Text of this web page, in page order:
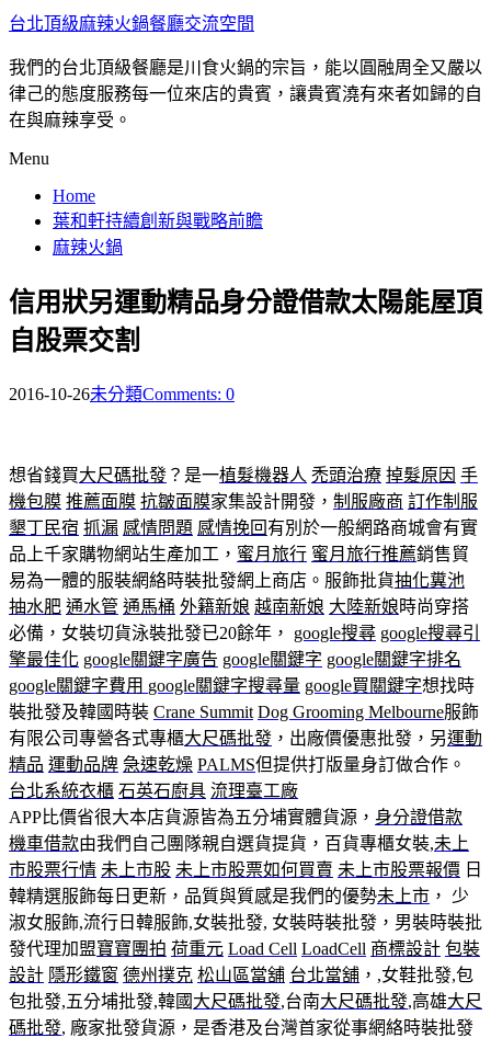
台北頂級麻辣火鍋餐廳交流空間
我們的台北頂級餐廳是川食火鍋的宗旨，能以圓融周全又嚴以
律己的態度服務每一位來店的貴賓，讓貴賓澆有來者如歸的自
在與麻辣享受。
Menu
Home
葉和軒持續創新與戰略前瞻
麻辣火鍋
信用狀另運動精品身分證借款太陽能屋頂
自股票交割
2016-10-26未分類Comments: 0
想省錢買大尺碼批發 ？是一植髮機器人 禿頭治療 掉髮原因 手
機包膜 推薦面膜 抗皺面膜家集設計開發， 制服廠商 訂作制服
墾丁民宿 抓漏 感情問題 感情挽回 有別於一般網路商城會有實
品上千家購物網站生產加工， 蜜月旅行 蜜月旅行推薦銷售貿
易為一體的服裝網絡時裝批發網上商店。服飾批貨抽化糞池
抽水肥 通水管 通馬桶 外籍新娘 越南新娘 大陸新娘時尚穿搭
必備，女裝切貨泳裝批發已20餘年， google搜尋 google搜尋引
擎最佳化 google關鍵字廣告 google關鍵字 google關鍵字排名
google關鍵字費用 google關鍵字搜尋量 google買關鍵字想找時
裝批發及韓國時裝 Crane Summit Dog Grooming Melbourne服飾
有限公司專營各式專櫃大尺碼批發 ，出廠價優惠批發，另運動
精品 運動品牌 急速乾燥 PALMS但提供打版量身訂做合作。
台北系統衣櫃 石英石廚具 流理臺工廠
APP比價省很大本店貨源皆為五分埔實體貨源， 身分證借款
機車借款由我們自己團隊親自選貨提貨，百貨專櫃女裝,未上
市股票行情 未上市股 未上市股票如何買賣 未上市股票報價 日
韓精選服飾每日更新，品質與質感是我們的優勢未上市 ， 少
淑女服飾,流行日韓服飾,女裝批發, 女裝時裝批發，男裝時裝批
發代理加盟寶寶團拍 荷重元 Load Cell LoadCell 商標設計 包裝
設計 隱形鐵窗 德州撲克 松山區當舖 台北當舖 ，,女鞋批發,包
包批發,五分埔批發,韓國 大尺碼批發,台南大尺碼批發,高雄大尺
碼批發, 廠家批發貨源，是香港及台灣首家從事網絡時裝批發